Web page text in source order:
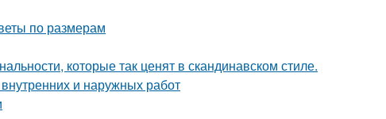
по размерам
которые так ценят в скандинавском стиле.
и наружных работ